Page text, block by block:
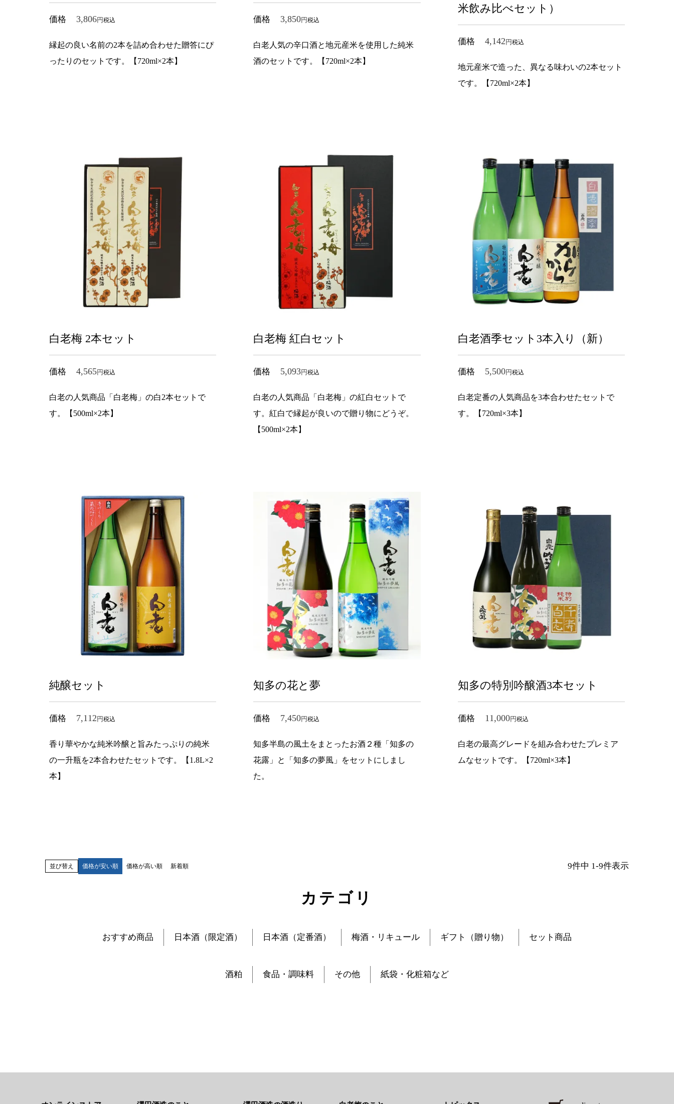
価格 3,806 税込
縁起の良い名前の2本を詰め合わせた贈答にぴ
ったりのセットです。【720ml×2本】
価格 3,850 税込
白老人気の辛口酒と地元産米を使用した純米
酒のセットです。【720ml×2本】
米飲み比べセット）
価格 4,142 税込
地元産米で造った、異なる味わいの2本セット
です。【720ml×2本】
白老梅 2本セット
価格 4,565 税込
白老の人気商品「白老梅」の白2本セットで
す。【500ml×2本】
白老梅 紅白セット
価格 5,093 税込
白老の人気商品「白老梅」の紅白セットで
す。紅白で縁起が良いので贈り物にどうぞ。
【500ml×2本】
白老酒季セット3本入り（新）
価格 5,500 税込
白老定番の人気商品を3本合わせたセットで
す。【720ml×3本】
純醸セット
価格 7,112 税込
香り華やかな純米吟醸と旨みたっぷりの純米
の一升瓶を2本合わせたセットです。【1.8L×2
本】
知多の花と夢
価格 7,450 税込
知多半島の風土をまとったお酒２種「知多の
花露」と「知多の夢風」をセットにしまし
た。
知多の特別吟醸酒3本セット
価格 11,000 税込
白老の最高グレードを組み合わせたプレミア
ムなセットです。【720ml×3本】
並び替え 価格が安い順 価格が高い順 新着順 9件中 1-9件表示
カテゴリ
おすすめ商品 日本酒（限定酒） 日本酒（定番酒） 梅酒・リキュール ギフト（贈り物） セット商品
酒粕 食品・調味料 その他 紙袋・化粧箱など